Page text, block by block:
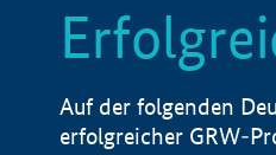
Auf der folgenden
erfolgreicher GRW-